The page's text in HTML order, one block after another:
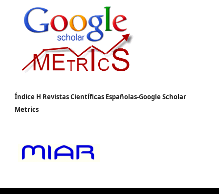
Índice H Revistas Científicas Españolas-Google Scholar
Metrics